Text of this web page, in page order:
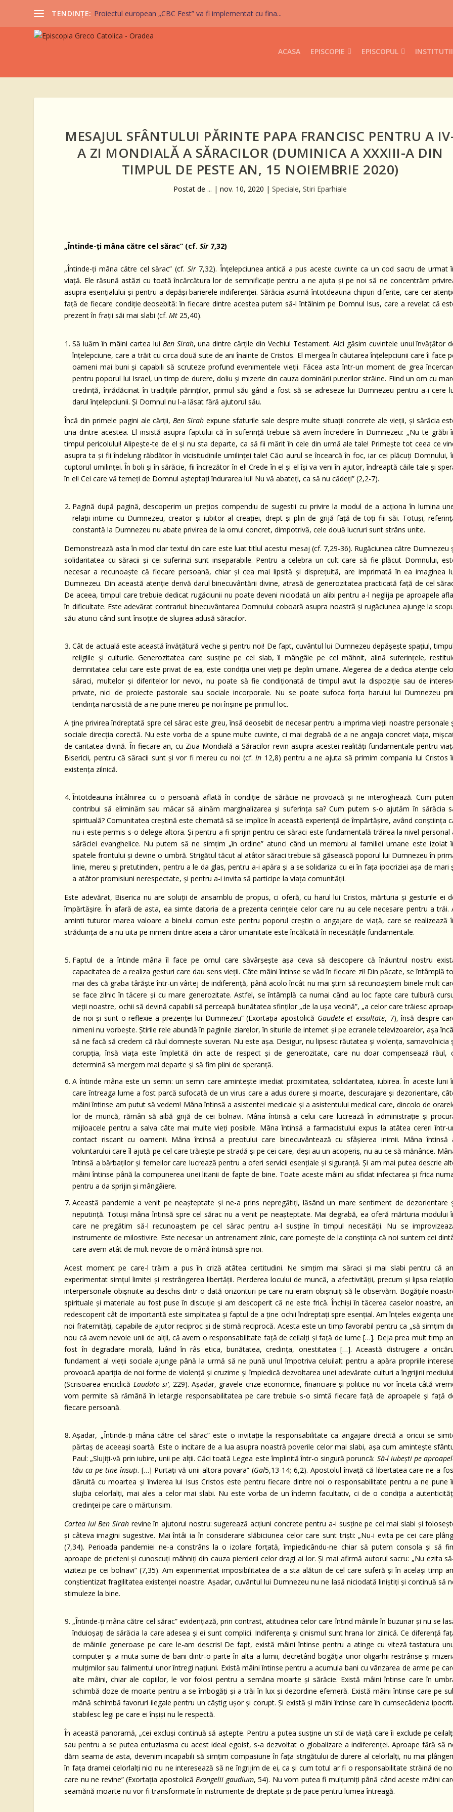
TENDINȚE: Proiectul european „CBC Fest” va fi implementat cu fina...
ACASA EPISCOPIE EPISCOPUL INSTITUTII
MESAJUL SFÂNTULUI PĂRINTE PAPA FRANCISC PENTRU A
A ZI MONDIALĂ A SĂRACILOR (DUMINICA A XXXIII-A DIN
TIMPUL DE PESTE AN, 15 NOIEMBRIE 2020)
Postat de ... |nov. 10, 2020 |Speciale,Stiri Eparhiale
„Întinde-ţi mâna către cel sărac” (cf.Sir7,32)
„Întinde-ţi mâna către cel sărac” (cf. Sir7,32). Înţelepciunea antică a pus aceste cuvinte ca un cod sacru de urmat
viaţă. Ele răsună astăzi cu toată încărcătura lor de semnificaţie pentru a ne ajuta şi pe noi să ne concentrăm
asupra esenţialului şi pentru a depăşi barierele indiferenţei. Sărăcia asumă întotdeauna chipuri diferite, care cer
faţă de fiecare condiţie deosebită: în fiecare dintre acestea putem să-l întâlnim pe Domnul Isus, care a revelat că
prezent în fraţii săi mai slabi (cf.Mt 25,40).
Să luăm în mâini cartea lui Ben Sirah, una dintre cărţile din Vechiul Testament. Aici găsim cuvintele unui învăţător
înţelepciune, care a trăit cu circa două sute de ani înainte de Cristos. El mergea în căutarea înţelepciunii care îi face
oameni mai buni şi capabili să scruteze profund evenimentele vieţii. Făcea asta într-un moment de grea
pentru poporul lui Israel, un timp de durere, doliu şi mizerie din cauza dominării puterilor străine. Fiind un om cu
credinţă, înrădăcinat în tradiţiile părinţilor, primul său gând a fost să se adreseze lui Dumnezeu pentru a-i cere
darul înţelepciunii. Şi Domnul nu l-a lăsat fără ajutorul său.
Încă din primele pagini ale cărţii, Ben Sirah expune sfaturile sale despre multe situaţii concrete ale vieţii, şi sărăcia
una dintre acestea. El insistă asupra faptului că în suferinţă trebuie să avem încredere în Dumnezeu: „Nu te grăbi
timpul pericolului! Alipeşte-te de el şi nu sta departe, ca să fii mărit în cele din urmă ale tale! Primeşte tot ceea ce
asupra ta şi fii îndelung răbdător în vicisitudinile umilinţei tale! Căci aurul se încearcă în foc, iar cei plăcuţi Domnului,
cuptorul umilinţei. În boli şi în sărăcie, fii încrezător în el! Crede în el şi el îşi va veni în ajutor, îndreaptă căile tale şi
în el! Cei care vă temeţi de Domnul aşteptaţi îndurarea lui! Nu vă abateţi, ca să nu cădeţi” (2,2-7).
Pagină după pagină, descoperim un preţios compendiu de sugestii cu privire la modul de a acţiona în lumina
relaţii intime cu Dumnezeu, creator şi iubitor al creaţiei, drept şi plin de grijă faţă de toţi fiii săi. Totuşi,
constantă la Dumnezeu nu abate privirea de la omul concret, dimpotrivă, cele două lucruri sunt strâns unite.
Demonstrează asta în mod clar textul din care este luat titlul acestui mesaj (cf. 7,29-36). Rugăciunea către Dumnezeu
solidaritatea cu săracii şi cei suferinzi sunt inseparabile. Pentru a celebra un cult care să fie plăcut Domnului,
necesar a recunoaşte că fiecare persoană, chiar şi cea mai lipsită şi dispreţuită, are imprimată în ea imaginea
Dumnezeu. Din această atenţie derivă darul binecuvântării divine, atrasă de generozitatea practicată faţă de cel
De aceea, timpul care trebuie dedicat rugăciunii nu poate deveni niciodată un alibi pentru a-l neglija pe aproapele
în dificultate. Este adevărat contrariul: binecuvântarea Domnului coboară asupra noastră şi rugăciunea ajunge la
său atunci când sunt însoţite de slujirea adusă săracilor.
Cât de actuală este această învăţătură veche şi pentru noi! De fapt, cuvântul lui Dumnezeu depăşeşte spaţiul,
religiile şi culturile. Generozitatea care susţine pe cel slab, îl mângâie pe cel mâhnit, alină suferinţele,
demnitatea celui care este privat de ea, este condiţia unei vieţi pe deplin umane. Alegerea de a dedica atenţie
săraci, multelor şi diferitelor lor nevoi, nu poate să fie condiţionată de timpul avut la dispoziţie sau de
private, nici de proiecte pastorale sau sociale incorporale. Nu se poate sufoca forţa harului lui Dumnezeu
tendinţa narcisistă de a ne pune mereu pe noi înşine pe primul loc.
A ţine privirea îndreptată spre cel sărac este greu, însă deosebit de necesar pentru a imprima vieţii noastre personale
sociale direcţia corectă. Nu este vorba de a spune multe cuvinte, ci mai degrabă de a ne angaja concret viaţa,
de caritatea divină. În fiecare an, cu Ziua Mondială a Săracilor revin asupra acestei realităţi fundamentale pentru
Bisericii, pentru că săracii sunt şi vor fi mereu cu noi (cf.In 12,8) pentru a ne ajuta să primim compania lui Cristos
existenţa zilnică.
Întotdeauna întâlnirea cu o persoană aflată în condiţie de sărăcie ne provoacă şi ne interoghează. Cum
contribui să eliminăm sau măcar să alinăm marginalizarea şi suferinţa sa? Cum putem s-o ajutăm în sărăcia
spirituală? Comunitatea creştină este chemată să se implice în această experienţă de împărtăşire, având conştiinţa
nu-i este permis s-o delege altora. Şi pentru a fi sprijin pentru cei săraci este fundamentală trăirea la nivel personal
sărăciei evanghelice. Nu putem să ne simţim „în ordine” atunci când un membru al familiei umane este izolat
spatele frontului şi devine o umbră. Strigătul tăcut al atâtor săraci trebuie să găsească poporul lui Dumnezeu în
linie, mereu şi pretutindeni, pentru a le da glas, pentru a-i apăra şi a se solidariza cu ei în faţa ipocriziei aşa de mari
a atâtor promisiuni nerespectate, şi pentru a-i invita să participe la viaţa comunităţii.
Este adevărat, Biserica nu are soluţii de ansamblu de propus, ci oferă, cu harul lui Cristos, mărturia şi gesturile ei
împărtăşire. În afară de asta, ea simte datoria de a prezenta cerinţele celor care nu au cele necesare pentru a trăi.
aminti tuturor marea valoare a binelui comun este pentru poporul creştin o angajare de viaţă, care se realizează
străduinţa de a nu uita pe nimeni dintre aceia a căror umanitate este încălcată în necesităţile fundamentale.
Faptul de a întinde mâna îl face pe omul care săvârşeşte aşa ceva să descopere că înăuntrul nostru
capacitatea de a realiza gesturi care dau sens vieţii. Câte mâini întinse se văd în fiecare zi! Din păcate, se întâmplă
mai des că graba târăşte într-un vârtej de indiferenţă, până acolo încât nu mai ştim să recunoaştem binele mult
se face zilnic în tăcere şi cu mare generozitate. Astfel, se întâmplă ca numai când au loc fapte care tulbură
vieţii noastre, ochii să devină capabili să perceapă bunătatea sfinţilor „de la uşa vecină”, „a celor care trăiesc
de noi şi sunt o reflexie a prezenţei lui Dumnezeu” (Exortaţia apostolică Gaudete et exsultate, 7), însă despre
nimeni nu vorbeşte. Ştirile rele abundă în paginile ziarelor, în siturile de internet şi pe ecranele televizoarelor, aşa
să ne facă să credem că răul domneşte suveran. Nu este aşa. Desigur, nu lipsesc răutatea şi violenţa, samavolnicia
corupţia, însă viaţa este împletită din acte de respect şi de generozitate, care nu doar compensează răul,
determină să mergem mai departe şi să fim plini de speranţă.
A întinde mâna este un semn: un semn care aminteşte imediat proximitatea, solidaritatea, iubirea. În aceste luni
care întreaga lume a fost parcă sufocată de un virus care a adus durere şi moarte, descurajare şi dezorientare,
mâini întinse am putut să vedem! Mâna întinsă a asistentei medicale şi a asistentului medical care, dincolo de
lor de muncă, rămân să aibă grijă de cei bolnavi. Mâna întinsă a celui care lucrează în administraţie şi
mijloacele pentru a salva câte mai multe vieţi posibile. Mâna întinsă a farmacistului expus la atâtea cereri într-
contact riscant cu oamenii. Mâna întinsă a preotului care binecuvântează cu sfâşierea inimii. Mâna întinsă
voluntarului care îl ajută pe cel care trăieşte pe stradă şi pe cei care, deşi au un acoperiş, nu au ce să mănânce.
întinsă a bărbaţilor şi femeilor care lucrează pentru a oferi servicii esenţiale şi siguranţă. Şi am mai putea descrie
mâini întinse până la compunerea unei litanii de fapte de bine. Toate aceste mâini au sfidat infectarea şi frica
pentru a da sprijin şi mângâiere.
Această pandemie a venit pe neaşteptate şi ne-a prins nepregătiţi, lăsând un mare sentiment de dezorientare
neputinţă. Totuşi mâna întinsă spre cel sărac nu a venit pe neaşteptate. Mai degrabă, ea oferă mărturia modului
care ne pregătim să-l recunoaştem pe cel sărac pentru a-l susţine în timpul necesităţii. Nu se
instrumente de milostivire. Este necesar un antrenament zilnic, care porneşte de la conştiinţa că noi suntem cei
care avem atât de mult nevoie de o mână întinsă spre noi.
Acest moment pe care-l trăim a pus în criză atâtea certitudini. Ne simţim mai săraci şi mai slabi pentru că
experimentat simţul limitei şi restrângerea libertăţii. Pierderea locului de muncă, a afectivităţii, precum şi lipsa
interpersonale obişnuite au deschis dintr-o dată orizonturi pe care nu eram obişnuiţi să le observăm. Bogăţiile
spirituale şi materiale au fost puse în discuţie şi am descoperit că ne este frică. Închişi în tăcerea caselor noastre,
redescoperit cât de importantă este simplitatea şi faptul de a ţine ochii îndreptaţi spre esenţial. Am înţeles exigenţa
noi fraternităţi, capabile de ajutor reciproc şi de stimă reciprocă. Acesta este un timp favorabil pentru ca „să simţim
nou că avem nevoie unii de alţii, că avem o responsabilitate faţă de ceilalţi şi faţă de lume […]. Deja prea mult timp
fost în degradare morală, luând în râs etica, bunătatea, credinţa, onestitatea […]. Această distrugere a
fundament al vieţii sociale ajunge până la urmă să ne pună unul împotriva celuilalt pentru a apăra propriile
provoacă apariţia de noi forme de violenţă şi cruzime şi împiedică dezvoltarea unei adevărate culturi a îngrijirii
(Scrisoarea enciclică Laudato si’, 229). Aşadar, gravele crize economice, financiare şi politice nu vor înceta câtă
vom permite să rămână în letargie responsabilitatea pe care trebuie s-o simtă fiecare faţă de aproapele şi faţă
fiecare persoană.
Aşadar, „Întinde-ţi mâna către cel sărac” este o invitaţie la responsabilitate ca angajare directă a oricui se
părtaş de aceeaşi soartă. Este o incitare de a lua asupra noastră poverile celor mai slabi, aşa cum aminteşte
Paul: „Slujiţi-vă prin iubire, unii pe alţii. Căci toată Legea este împlinită într-o singură poruncă: Să-l iubeşti pe
tău ca pe tine însuţi. […] Purtaţi-vă unii altora povara” (Gal5,13-14; 6,2). Apostolul învaţă că libertatea care ne-a
dăruită cu moartea şi învierea lui Isus Cristos este pentru fiecare dintre noi o responsabilitate pentru a ne pune
slujba celorlalţi, mai ales a celor mai slabi. Nu este vorba de un îndemn facultativ, ci de o condiţia a
credinţei pe care o mărturisim.
Cartea lui Ben Sirah revine în ajutorul nostru: sugerează acţiuni concrete pentru a-i susţine pe cei mai slabi şi
şi câteva imagini sugestive. Mai întâi ia în considerare slăbiciunea celor care sunt trişti: „Nu-i evita pe cei care
(7,34). Perioada pandemiei ne-a constrâns la o izolare forţată, împiedicându-ne chiar să putem consola şi să
aproape de prieteni şi cunoscuţi mâhniţi din cauza pierderii celor dragi ai lor. Şi mai afirmă autorul sacru: „Nu ezita
vizitezi pe cei bolnavi” (7,35). Am experimentat imposibilitatea de a sta alături de cel care suferă şi în acelaşi timp
conştientizat fragilitatea existenţei noastre. Aşadar, cuvântul lui Dumnezeu nu ne lasă niciodată liniştiţi şi continuă să
stimuleze la bine.
„Întinde-ţi mâna către cel sărac” evidenţiază, prin contrast, atitudinea celor care întind mâinile în buzunar şi nu se
înduioşaţi de sărăcia la care adesea şi ei sunt complici. Indiferenţa şi cinismul sunt hrana lor zilnică. Ce diferenţă
de mâinile generoase pe care le-am descris! De fapt, există mâini întinse pentru a atinge cu viteză tastatura
computer şi a muta sume de bani dintr-o parte în alta a lumii, decretând bogăţia unor oligarhii restrânse şi
mulţimilor sau falimentul unor întregi naţiuni. Există mâini întinse pentru a acumula bani cu vânzarea de arme pe
alte mâini, chiar ale copiilor, le vor folosi pentru a semăna moarte şi sărăcie. Există mâini întinse care în
schimbă doze de moarte pentru a se îmbogăţi şi a trăi în lux şi dezordine efemeră. Există mâini întinse care pe
mână schimbă favoruri ilegale pentru un câştig uşor şi corupt. Şi există şi mâini întinse care în cumsecădenia
stabilesc legi pe care ei înşişi nu le respectă.
În această panoramă, „cei excluşi continuă să aştepte. Pentru a putea susţine un stil de viaţă care îi exclude pe
sau pentru a se putea entuziasma cu acest ideal egoist, s-a dezvoltat o globalizare a indiferenţei. Aproape fără să
dăm seama de asta, devenim incapabili să simţim compasiune în faţa strigătului de durere al celorlalţi, nu mai
în faţa dramei celorlalţi nici nu ne interesează să ne îngrijim de ei, ca şi cum totul ar fi o responsabilitate străină de
care nu ne revine” (Exortaţia apostolicăEvangelii gaudium, 54). Nu vom putea fi mulţumiţi până când aceste mâini
seamănă moarte nu vor fi transformate în instrumente de dreptate şi de pace pentru lumea întreagă.